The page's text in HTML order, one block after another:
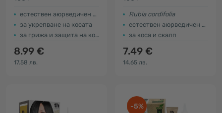
естествен аюрведичен продукт
за укрепване на косата
за грижа и защита на кожата
8.99 €
17.58 лв.
Rubia cordifolia
естествен аюрведичен продукт
за коса и скалп
7.49 €
14.65 лв.
-5%